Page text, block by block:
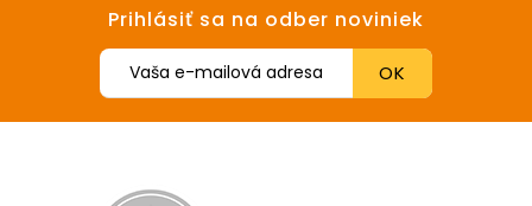
Prihlásiť sa na odber noviniek